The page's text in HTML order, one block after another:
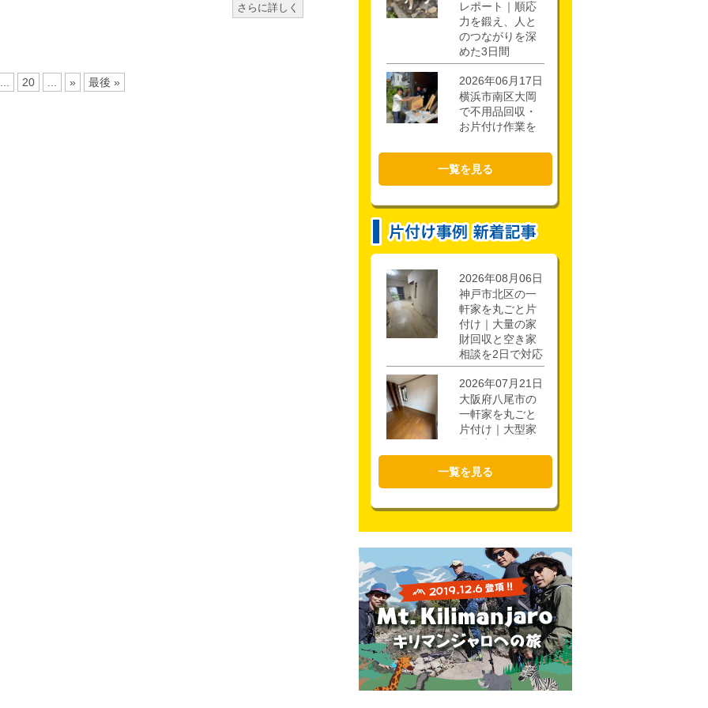
さらに詳しく
20 » 最後 »
レポート｜順応
力を鍛え、人と
のつながりを深
めた3日間
2026年06月17日
横浜市南区大岡
で不用品回収・
お片付け作業を
2026年02月21日
CSR活動報告 枚
ププロジェクト
一覧を見る
2026年08月06日
神戸市北区の一
軒家を丸ごと片
付け｜大量の家
財回収と空き家
相談を2日で対応
2026年07月21日
大阪府八尾市の
一軒家を丸ごと
片付け｜大型家
で回収
2026年07月17日
軒家3階・ロフト
の片付けを1時間
半で対応
一覧を見る